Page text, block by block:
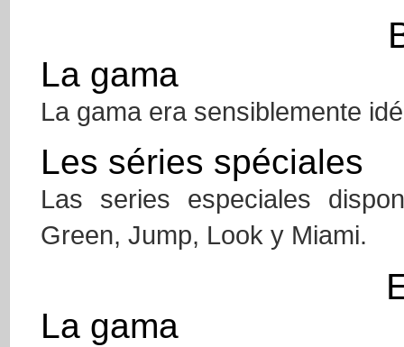
La gama
La gama era sensiblemente
Les séries spéciales
Las series especiales
Green, Jump, Look y Miami.
La gama